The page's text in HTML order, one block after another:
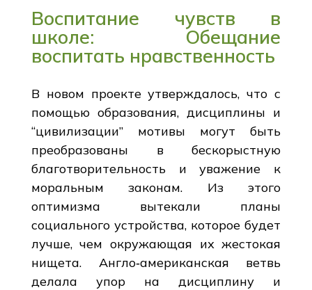
Воспитание чувств в
школе: Обещание
воспитать нравственность
В новом проекте утверждалось, что с
помощью образования, дисциплины и
“цивилизации” мотивы могут быть
преобразованы в бескорыстную
благотворительность и уважение к
моральным законам. Из этого
оптимизма вытекали планы
социального устройства, которое будет
лучше, чем окружающая их жестокая
нищета. Англо‑американская ветвь
делала упор на дисциплину и